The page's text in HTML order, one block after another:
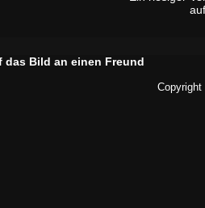
das Bild an einen Freund